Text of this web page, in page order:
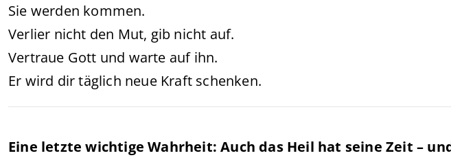
Sie werden kommen.
Verlier nicht den Mut, gib nicht auf.
Vertraue Gott und warte auf ihn.
Er wird dir täglich neue Kraft schenken.
Eine letzte wichtige Wahrheit: Auch das Heil hat seine Zeit –